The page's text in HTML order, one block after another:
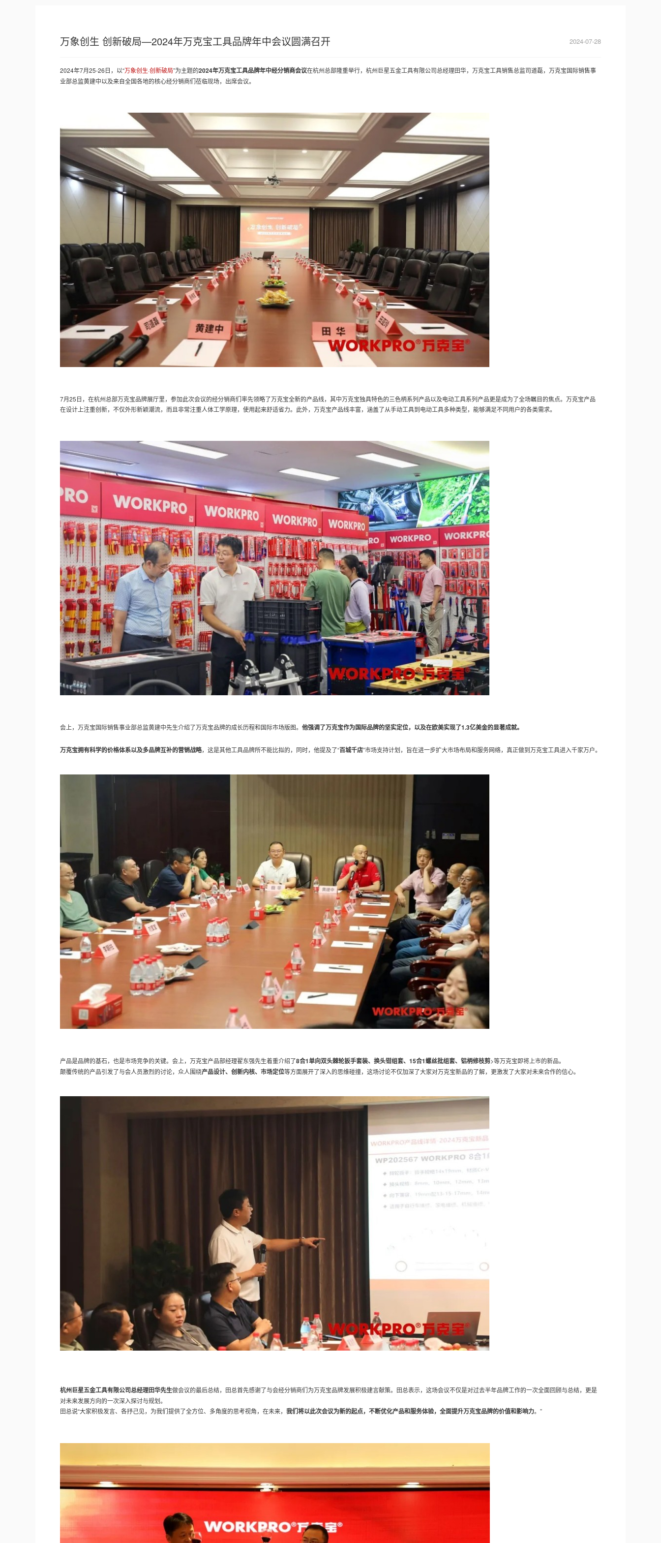
万象创生 创新破局—2024年万克宝工具品牌年中会议圆满召开 2024-07-28
2024年7月25-26日，以“万象创生·创新破局”为主题的2024年万克宝工具品牌年中经分销商会议在杭州总部隆重举行，杭州巨星五金工具有限公司总经理田华，万克宝工具销售总监司道磊，万克宝国际销售事
业部总监黄建中以及来自全国各地的核心经分销商们莅临现场，出席会议。
7月25日，在杭州总部万克宝品牌展厅里，参加此次会议的经分销商们率先领略了万克宝全新的产品线，其中万克宝独具特色的三色柄系列产品以及电动工具系列产品更是成为了全场瞩目的焦点。万克宝产品
在设计上注重创新，不仅外形新颖潮流，而且非常注重人体工学原理，使用起来舒适省力。此外，万克宝产品线丰富，涵盖了从手动工具到电动工具多种类型，能够满足不同用户的各类需求。
会上，万克宝国际销售事业部总监黄建中先生介绍了万克宝品牌的成长历程和国际市场版图。 他强调了万克宝作为国际品牌的坚实定位，以及在欧美实现了1.3亿美金的显著成就。
万克宝拥有科学的价格体系以及多品牌互补的营销战略，这是其他工具品牌所不能比拟的，同时，他提及了“百城千店”市场支持计划，旨在进一步扩大市场布局和服务网络，真正做到万克宝工具进入千家万户。
产品是品牌的基石，也是市场竞争的关键。会上，万克宝产品部经理翟东强先生着重介绍了8合1单向双头棘轮扳手套装、换头钳组套、15合1螺丝批组套、铝柄修枝剪>等万克宝即将上市的新品。
颠覆传统的产品引发了与会人员激烈的讨论，众人围绕产品设计、创新内核、市场定位等方面展开了深入的思维碰撞，这场讨论不仅加深了大家对万克宝新品的了解，更激发了大家对未来合作的信心。
杭州巨星五金工具有限公司总经理田华先生做会议的最后总结，田总首先感谢了与会经分销商们为万克宝品牌发展积极建言献策。田总表示，这场会议不仅是对过去半年品牌工作的一次全面回顾与总结，更是
对未来发展方向的一次深入探讨与规划。
田总说“大家积极发言、各抒己见，为我们提供了全方位、多角度的思考视角，在未来， 我们将以此次会议为新的起点，不断优化产品和服务体验，全面提升万克宝品牌的价值和影响力。”